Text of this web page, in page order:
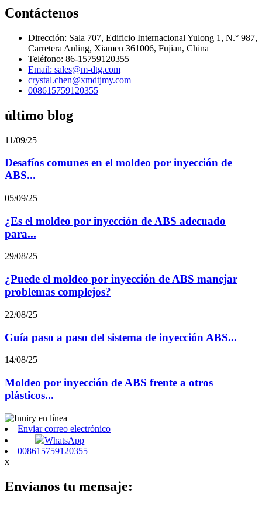
Contáctenos
Dirección: Sala 707, Edificio Internacional Yulong 1, N.° 987,
Carretera Anling, Xiamen 361006, Fujian, China
Teléfono: 86-15759120355
Email: sales@m-dtg.com
crystal.chen@xmdtjmy.com
008615759120355
último blog
11/09/25
Desafíos comunes en el moldeo por inyección de
ABS...
05/09/25
¿Es el moldeo por inyección de ABS adecuado
para...
29/08/25
¿Puede el moldeo por inyección de ABS manejar
problemas complejos?
22/08/25
Guía paso a paso del sistema de inyección ABS...
14/08/25
Moldeo por inyección de ABS frente a otros
plásticos...
Enviar correo electrónico
WhatsApp
008615759120355
x
Envíanos tu mensaje: